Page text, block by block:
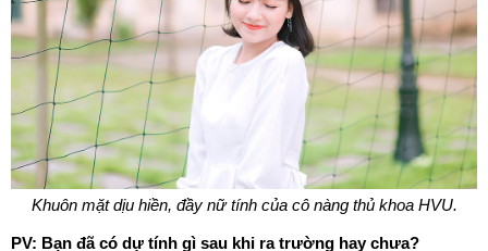
Khuôn mặt dịu hiền, đầy nữ tính của cô nàng thủ khoa HVU.
PV: Bạn đã có dự tính gì sau khi ra trường hay chưa?